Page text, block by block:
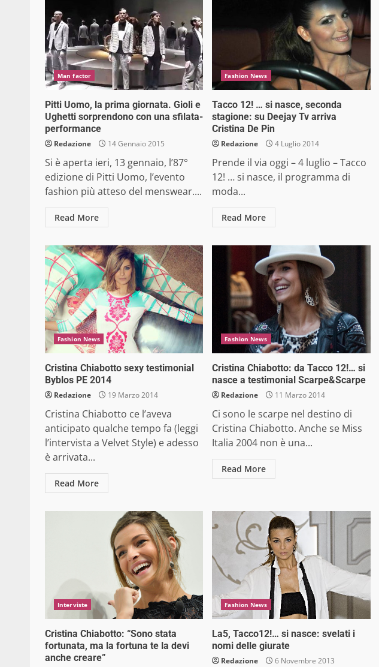
Man factor
Pitti Uomo, la prima giornata. Gioli e
Ughetti sorprendono con una sfilata-
performance
Redazione 14 Gennaio 2015
Si è aperta ieri, 13 gennaio, l’87°
edizione di Pitti Uomo, l’evento
fashion più atteso del menswear....
Read More
Fashion News
Tacco 12! … si nasce, seconda
stagione: su Deejay Tv arriva
Cristina De Pin
Redazione 4 Luglio 2014
Prende il via oggi – 4 luglio – Tacco
12! … si nasce, il programma di
moda...
Read More
Fashion News
Cristina Chiabotto sexy testimonial
Byblos PE 2014
Redazione 19 Marzo 2014
Cristina Chiabotto ce l’aveva
anticipato qualche tempo fa (leggi
l’intervista a Velvet Style) e adesso
è arrivata...
Read More
Fashion News
Cristina Chiabotto: da Tacco 12!… si
nasce a testimonial Scarpe&Scarpe
Redazione 11 Marzo 2014
Ci sono le scarpe nel destino di
Cristina Chiabotto. Anche se Miss
Italia 2004 non è una...
Read More
Interviste
Cristina Chiabotto: “Sono stata
fortunata, ma la fortuna te la devi
anche creare”
Fashion News
La5, Tacco12!… si nasce: svelati i
nomi delle giurate
Redazione 6 Novembre 2013